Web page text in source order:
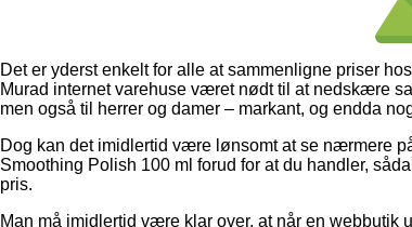
Det er yderst enkelt for alle at sammenligne priser
Murad internet varehuse været nødt til at nedskære
men også til herrer og damer – markant, og endda
Dog kan det imidlertid være lønsomt at se nærmere
Smoothing Polish 100 ml forud for at du handler,
pris.
Man må imidlertid være klar over, at når en webbutik